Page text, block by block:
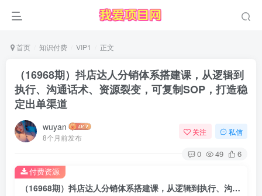
首页 知识付费 VIP1 正文
（16968期）抖店达人分销体系搭建课，从逻辑到
执行、沟通话术、资源裂变，可复制SOP，打造稳
定出单渠道
wuyan
8个月前发布
关注 私信
0 49 6
（16968期）抖店达人分销体系搭建课，从逻辑到执行、沟通话术、资源裂变，可复制SOP，打造稳定出单渠道
付费资源